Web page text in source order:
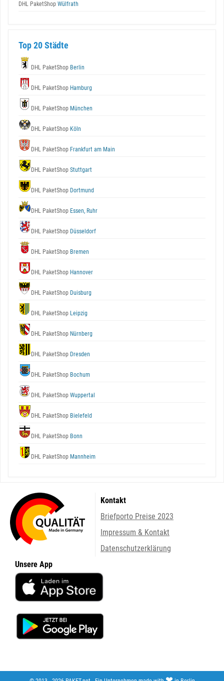
DHL PaketShop Wülfrath
Top 20 Städte
DHL PaketShop Berlin
DHL PaketShop Hamburg
DHL PaketShop München
DHL PaketShop Köln
DHL PaketShop Frankfurt am Main
DHL PaketShop Stuttgart
DHL PaketShop Dortmund
DHL PaketShop Essen, Ruhr
DHL PaketShop Düsseldorf
DHL PaketShop Bremen
DHL PaketShop Hannover
DHL PaketShop Duisburg
DHL PaketShop Leipzig
DHL PaketShop Nürnberg
DHL PaketShop Dresden
DHL PaketShop Bochum
DHL PaketShop Wuppertal
DHL PaketShop Bielefeld
DHL PaketShop Bonn
DHL PaketShop Mannheim
Kontakt
Briefporto Preise 2023
Impressum & Kontakt
Datenschutzerklärung
Unsere App